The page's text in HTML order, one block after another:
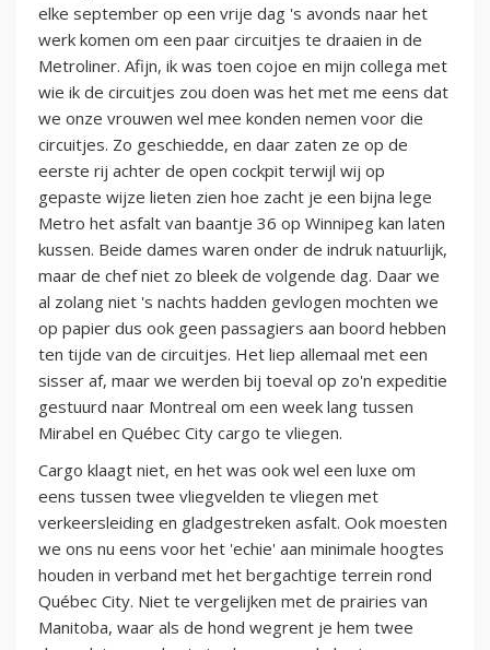
elke september op een vrije dag 's avonds naar het
werk komen om een paar circuitjes te draaien in de
Metroliner. Afijn, ik was toen cojoe en mijn collega met
wie ik de circuitjes zou doen was het met me eens dat
we onze vrouwen wel mee konden nemen voor die
circuitjes. Zo geschiedde, en daar zaten ze op de
eerste rij achter de open cockpit terwijl wij op
gepaste wijze lieten zien hoe zacht je een bijna lege
Metro het asfalt van baantje 36 op Winnipeg kan laten
kussen. Beide dames waren onder de indruk natuurlijk,
maar de chef niet zo bleek de volgende dag. Daar we
al zolang niet 's nachts hadden gevlogen mochten we
op papier dus ook geen passagiers aan boord hebben
ten tijde van de circuitjes. Het liep allemaal met een
sisser af, maar we werden bij toeval op zo'n expeditie
gestuurd naar Montreal om een week lang tussen
Mirabel en Québec City cargo te vliegen.
Cargo klaagt niet, en het was ook wel een luxe om
eens tussen twee vliegvelden te vliegen met
verkeersleiding en gladgestreken asfalt. Ook moesten
we ons nu eens voor het 'echie' aan minimale hoogtes
houden in verband met het bergachtige terrein rond
Québec City. Niet te vergelijken met de prairies van
Manitoba, waar als de hond wegrent je hem twee